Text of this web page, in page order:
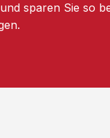
sparen Sie so